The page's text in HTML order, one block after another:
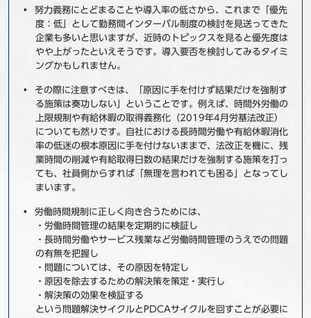
努力義務にとどまることや導入率の低さから、これまで「優先
度：低」として勤務間インターバル制度の検討を見送ってきた
企業も多いと思いますが、近時のトピックスを見ると優先度は
やや上がったといえそうです。導入要否を検討してみるタイミ
ングかもしれません。
その際に注意すべきは、「原因に手を付けず結果だけを強制す
る施策は奏功しない」ということです。例えば、時間外労働の
上限規制や有給休暇の取得義務化（2019年4月労基法改正）
についても然りです。自社における長時間労働や有給休暇消化
率の低迷の根本原因に手を付けないままで、法改正を機に、残
業時間の削減や有給取得日数の結果だけを強制する施策を打っ
ても、社員側からすれば「無理を言われても困る」となってし
まいます。
労働時間規制に正しく向き合うためには、
・労働時間管理の結果を定期的に検証し
・長時間労働やサービス残業など労働時間管理のうえでの問題
の有無を把握し
・問題については、その原因を特定し
・原因を除去するための解決策を策定・実行し
・解決策の効果を検証する
という問題解決サイクルとPDCAサイクルを回すことが必要に